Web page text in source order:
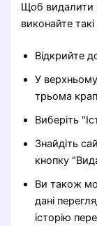
Щоб видалити
виконайте такі
Відкрийте
У
трьома
Виберіть
Знайдіть
кнопку
Ви також
дані
історію